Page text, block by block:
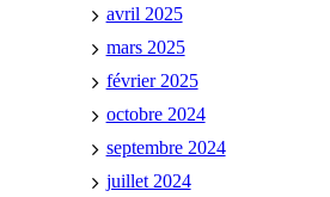
avril 2025
mars 2025
février 2025
octobre 2024
septembre 2024
juillet 2024